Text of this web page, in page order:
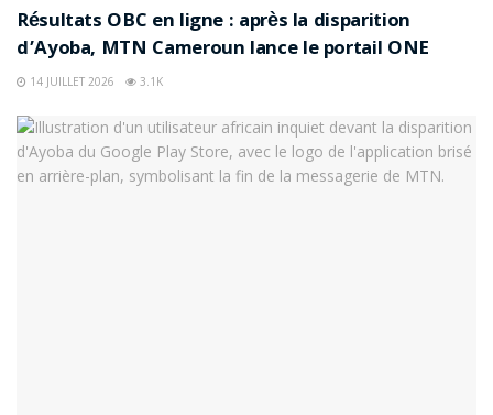
Résultats OBC en ligne : après la disparition
d’Ayoba, MTN Cameroun lance le portail ONE
14 JUILLET 2026 3.1K